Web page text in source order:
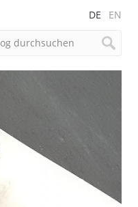
DE EN